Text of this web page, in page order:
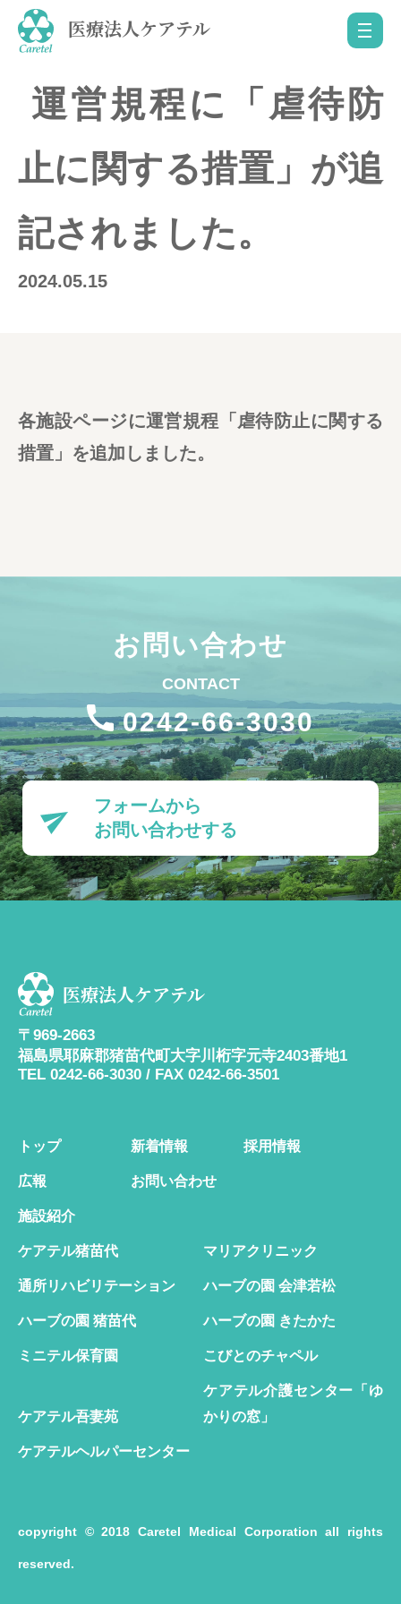
医療法人ケアテル
運営規程に「虐待防
止に関する措置」が追
記されました。
2024.05.15
各施設ページに運営規程「虐待防止に関する
措置」を追加しました。
お問い合わせ
CONTACT
0242-66-3030
フォームから
お問い合わせする
医療法人ケアテル
〒969-2663
福島県耶麻郡猪苗代町大字川桁字元寺2403番地1
TEL 0242-66-3030 / FAX 0242-66-3501
トップ 新着情報 採用情報
広報 お問い合わせ
施設紹介
ケアテル猪苗代 マリアクリニック
通所リハビリテーション ハーブの園 会津若松
ハーブの園 猪苗代 ハーブの園 きたかた
ミニテル保育園 こびとのチャペル
ケアテル吾妻苑
ケアテル介護センター「ゆ
かりの窓」
ケアテルヘルパーセンター
copyright © 2018 Caretel Medical Corporation all rights
reserved.